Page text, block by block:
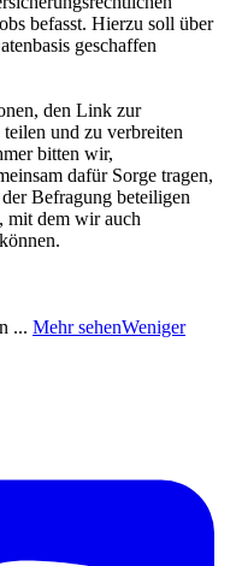
befasst. Hierzu soll über
geschaffen
den Link zur
und zu verbreiten
bitten wir,
dafür Sorge tragen,
Befragung beteiligen
mit dem wir auch
... Mehr sehenWeniger